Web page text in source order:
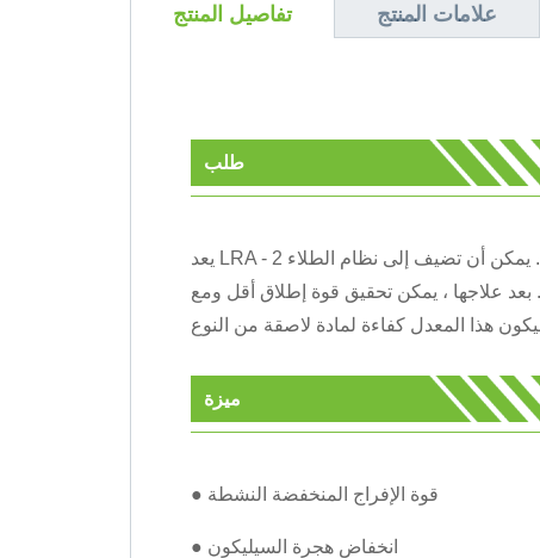
تفاصيل المنتج علامات المنتج
طلب
يعد LRA - 2 تصميمًا خاصًا لخفض قوة الإصدار بعد أن تم علاج طلاء الإفراج. يمكن أن تضيف إلى نظام الطلاء
بعد علاجها ، يمكن تحقيق قوة إطلاق أقل ومع
ميزة
● قوة الإفراج المنخفضة النشطة
● انخفاض هجرة السيليكون